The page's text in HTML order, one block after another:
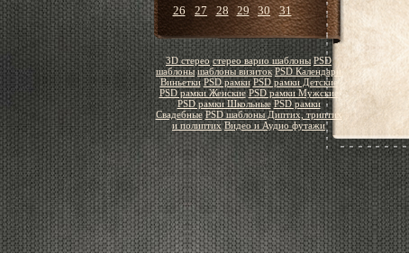
26
27 28 29 30 31
3D стерео стерео варио шаблоны PSD
шаблоны шаблоны визиток PSD Календари
Виньетки PSD рамки PSD рамки Детские
PSD рамки Женские PSD рамки Мужские
PSD рамки Школьные PSD рамки
Свадебные PSD шаблоны Диптих, триптих
и полиптих Видео и Аудио футажи